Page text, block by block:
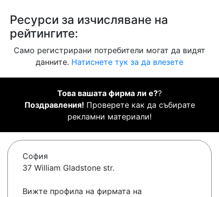
Ресурси за изчисляване на
рейтингите:
Само регистрирани потребители могат да видят
данните. Натиснете тук за да влезете
Това вашата фирма ли е??
Поздравления! Проверете как да събирате
рекламни материали!
София
37 William Gladstone str.
Вижте профила на фирмата на